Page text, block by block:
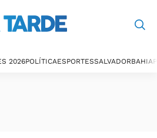
2026POLÍTICAESPORTESSALVADORBAHIA